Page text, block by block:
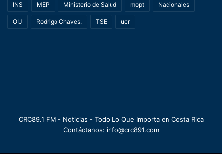
INS MEP Ministerio de Salud mopt Nacionales
OIJ Rodrigo Chaves. TSE ucr
CRC89.1 FM - Noticias - Todo Lo Que Importa en Costa Rica
Contáctanos: info@crc891.com